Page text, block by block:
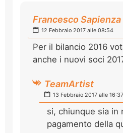
Francesco Sapienza
12 Febbraio 2017 alle 08:54
Per il bilancio 2016
anche i nuovi soci
TeamArtist
13 Febbraio 2017 alle 16:37
si, chiunque sia in
pagamento della